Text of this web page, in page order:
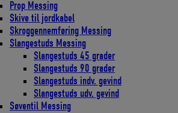
Prop Messing
Skive til jordkabel
Skroggennemføring Messing
Slangestuds Messing
Slangestuds 45 grader
Slangestuds 90 grader
Slangestuds indv. gevind
Slangestuds udv. gevind
Søventil Messing